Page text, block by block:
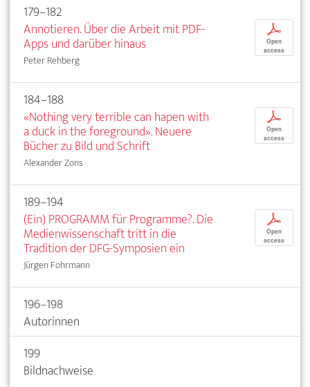
179–182
Annotieren. Über die Arbeit mit PDF-
Apps und darüber hinaus
Peter Rehberg
p
Open
access
184–188
«Nothing very terrible can hapen with
a duck in the foreground». Neuere
Bücher zu Bild und Schrift
Alexander Zons
p
Open
access
189–194
(Ein) PROGRAMM für Programme?. Die
Medienwissenschaft tritt in die
Tradition der DFG-Symposien ein
Jürgen Fohrmann
p
Open
access
196–198
Autorinnen
199
Bildnachweise